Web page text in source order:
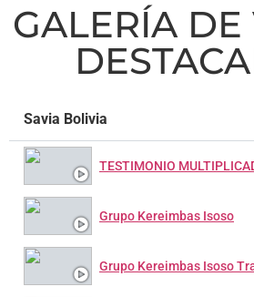
GALERÍA DE
Savia Bolivia
Grupo Kereimbas Isoso
Grupo Kereimbas Isoso